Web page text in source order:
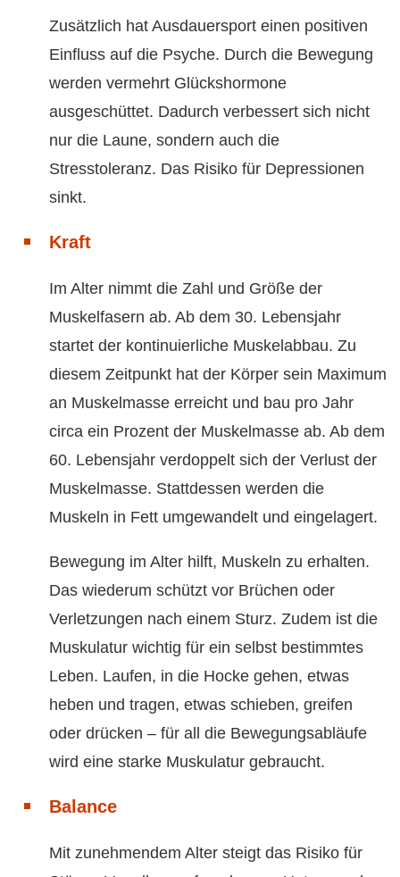
Zusätzlich hat Ausdauersport einen positiven
Einfluss auf die Psyche. Durch die Bewegung
werden vermehrt Glückshormone
ausgeschüttet. Dadurch verbessert sich nicht
nur die Laune, sondern auch die
Stresstoleranz. Das Risiko für Depressionen
sinkt.
Kraft
Im Alter nimmt die Zahl und Größe der
Muskelfasern ab. Ab dem 30. Lebensjahr
startet der kontinuierliche Muskelabbau. Zu
diesem Zeitpunkt hat der Körper sein Maximum
an Muskelmasse erreicht und bau pro Jahr
circa ein Prozent der Muskelmasse ab. Ab dem
60. Lebensjahr verdoppelt sich der Verlust der
Muskelmasse. Stattdessen werden die
Muskeln in Fett umgewandelt und eingelagert.
Bewegung im Alter hilft, Muskeln zu erhalten.
Das wiederum schützt vor Brüchen oder
Verletzungen nach einem Sturz. Zudem ist die
Muskulatur wichtig für ein selbst bestimmtes
Leben. Laufen, in die Hocke gehen, etwas
heben und tragen, etwas schieben, greifen
oder drücken – für all die Bewegungsabläufe
wird eine starke Muskulatur gebraucht.
Balance
Mit zunehmendem Alter steigt das Risiko für